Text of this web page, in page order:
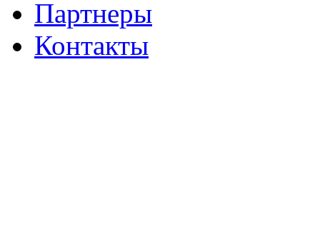
Партнеры
Контакты